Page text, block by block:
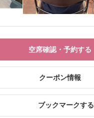
空席確認・予約する
クーポン情報
ブックマークする